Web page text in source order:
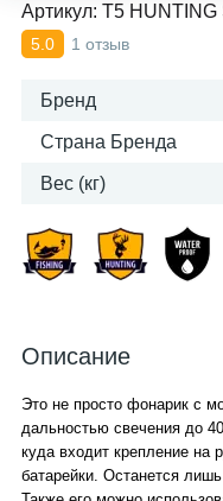
Артикул: T5 HUNTING
5.0 1 отзыв
Бренд
Страна Бренда
Вес (кг)
Описание
Это не просто фонарик с
дальностью свечения до
куда входит крепление на
батарейки. Останется